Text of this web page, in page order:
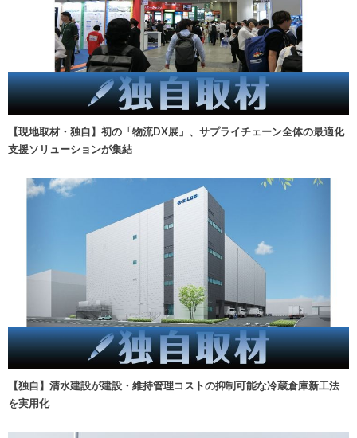
【現地取材・独自】初の「物流DX展」、サプライチェーン全体の最適化
支援ソリューションが集結
【独自】清水建設が建設・維持管理コストの抑制可能な冷蔵倉庫新工法
を実用化